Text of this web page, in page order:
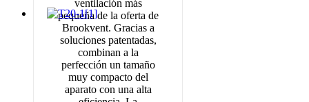
ventilación más
pequeña de la oferta de
Brookvent. Gracias a
soluciones patentadas,
combinan a la
perfección un tamaño
muy compacto del
aparato con una alta